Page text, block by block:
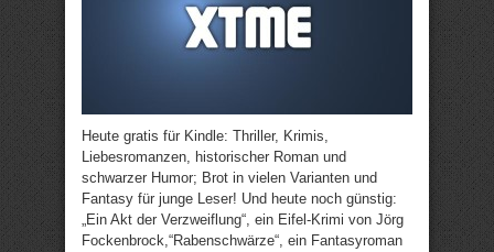
Heute gratis für Kindle: Thriller, Krimis,
Liebesromanzen, historischer Roman und
schwarzer Humor; Brot in vielen Varianten und
Fantasy für junge Leser! Und heute noch günstig:
„Ein Akt der Verzweiflung“, ein Eifel-Krimi von Jörg
Fockenbrock,“Rabenschwärze“, ein Fantasyroman